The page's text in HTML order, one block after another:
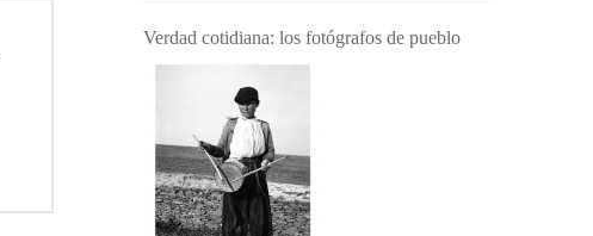
Verdad cotidiana: los fotógrafos de pueblo